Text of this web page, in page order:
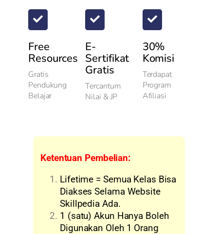
Free
Resources
Gratis
Pendukung
Belajar
E-
Sertifikat
Gratis
Tercantum
Nilai & JP
30%
Komisi
Terdapat
Program
Afiliasi
Ketentuan Pembelian:
Lifetime = Semua Kelas Bisa
Diakses Selama Website
Skillpedia Ada.
1 (satu) Akun Hanya Boleh
Digunakan Oleh 1 Orang